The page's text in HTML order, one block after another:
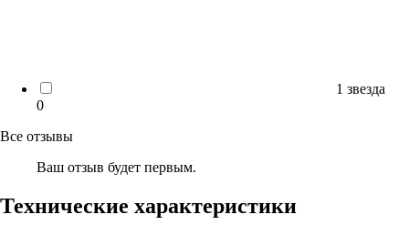
1 звезда
0
Все отзывы
Ваш отзыв будет первым.
Технические характеристики